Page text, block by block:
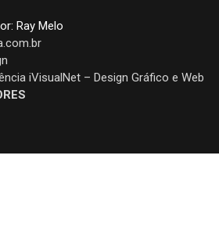
Ray Melo
iVisualNet – Design Gráfico e Web